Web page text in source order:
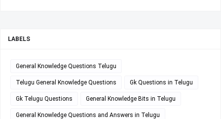
LABELS
General Knowledge Questions Telugu
Telugu General Knowledge Questions Gk Questions in Telugu
Gk Telugu Questions General Knowledge Bits in Telugu
General Knowledge Questions and Answers in Telugu